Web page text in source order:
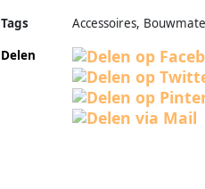
Tags
Accessoires,
Delen